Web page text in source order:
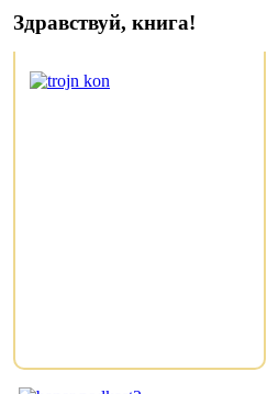
Здравствуй, книга!